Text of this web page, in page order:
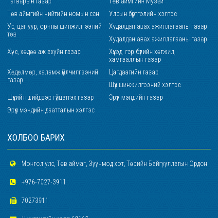
Төв аймгийн нийтийн номын сан
Улсын бүртгэлийн хэлтэс
Ус, цаг уур, орчны шинжилгээний
төв
Худалдан авах ажиллагааны газар
Худалдан авах ажиллагааны газар
Хүнс, хөдөө аж ахуйн газар
Хүүхэд, гэр бүлийн хөгжил,
хамгааллын газар
Хөдөлмөр, халамж үйлчилгээний
газар
Цагдаагийн газар
Шүүх шинжилгээний хэлтэс
Шүүхийн шийдвэр гүйцэтгэх газар
Эрүүл мэндийн газар
Эрүүл мэндийн даатгалын хэлтэс
ХОЛБОО БАРИХ
Монгол улс, Төв аймаг, Зуунмод хот, Төрийн Байгууллагын Ордон
+976-7027-3911
70273911